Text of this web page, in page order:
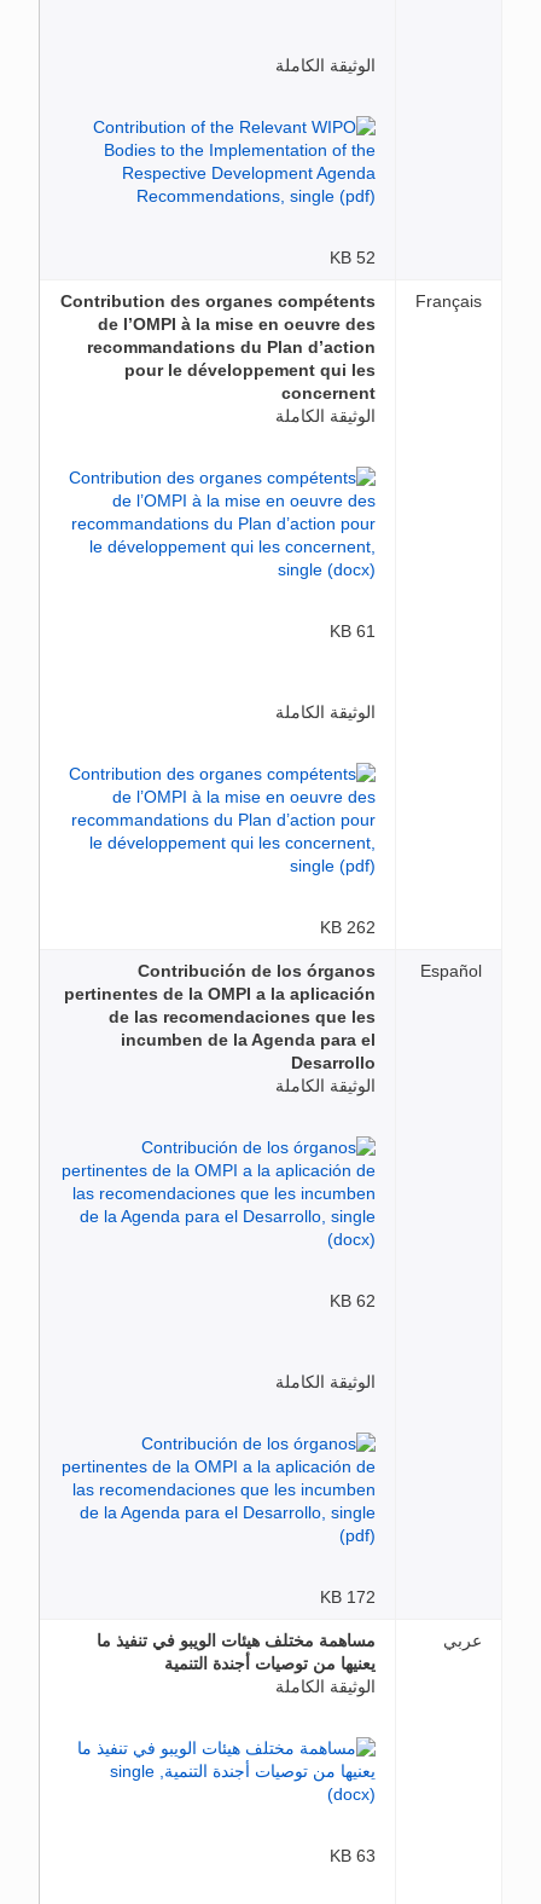
الوثيقة الكاملة
52 KB
Français
Contribution des organes compétents
de l’OMPI à la mise en oeuvre des
recommandations du Plan d’action
pour le développement qui les
concernent
الوثيقة الكاملة
61 KB
الوثيقة الكاملة
262 KB
Español
Contribución de los órganos
pertinentes de la OMPI a la aplicación
de las recomendaciones que les
incumben de la Agenda para el
Desarrollo
الوثيقة الكاملة
62 KB
الوثيقة الكاملة
172 KB
عربي
مساهمة مختلف هيئات الويبو في تنفيذ ما
يعنيها من توصيات أجندة التنمية
الوثيقة الكاملة
63 KB